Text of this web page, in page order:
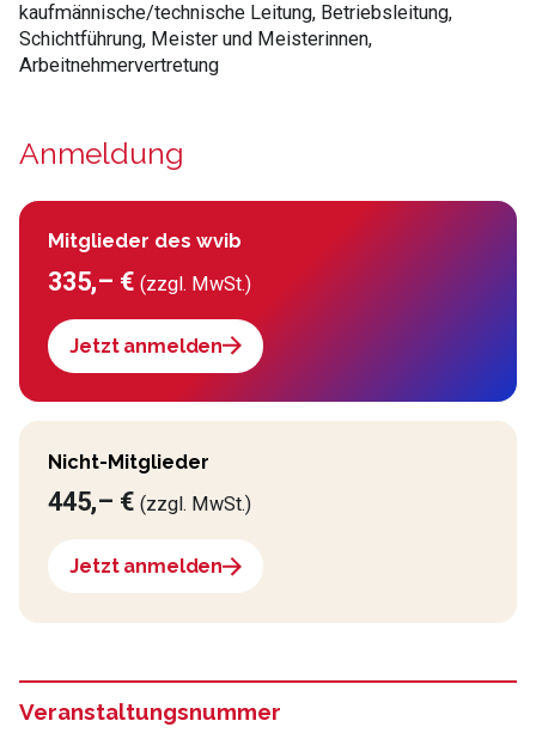
kaufmännische/technische Leitung, Betriebsleitung,
Schichtführung, Meister und Meisterinnen,
Arbeitnehmervertretung
Anmeldung
Mitglieder des wvib
335,– €(zzgl. MwSt.)
Jetzt anmelden
Nicht-Mitglieder
445,– €(zzgl. MwSt.)
Jetzt anmelden
Veranstaltungsnummer